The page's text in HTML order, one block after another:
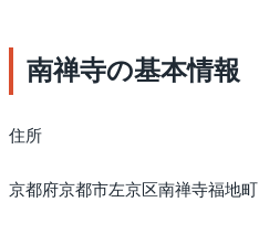
南禅寺の基本情報
住所
京都府京都市左京区南禅寺福地町